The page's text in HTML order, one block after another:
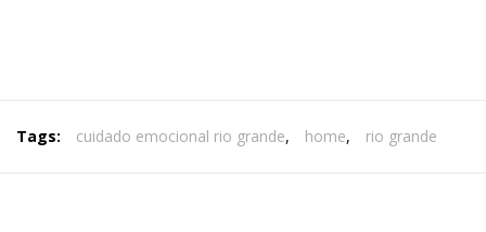
Tags: cuidado emocional rio grande, home, rio grande